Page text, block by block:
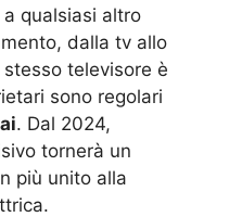
a qualsiasi altro
dalla tv allo
televisore è
sono regolari
. Dal 2024,
tornerà un
più unito alla